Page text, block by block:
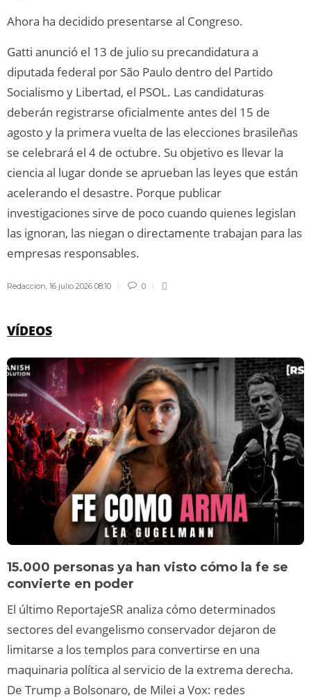
Ahora ha decidido presentarse al Congreso.
Gatti anunció el 13 de julio su precandidatura a
diputada federal por São Paulo dentro del Partido
Socialismo y Libertad, el PSOL. Las candidaturas
deberán registrarse oficialmente antes del 15 de
agosto y la primera vuelta de las elecciones brasileñas
se celebrará el 4 de octubre. Su objetivo es llevar la
ciencia al lugar donde se aprueban las leyes que están
acelerando el desastre. Porque publicar
investigaciones sirve de poco cuando quienes legislan
las ignoran, las niegan o directamente trabajan para las
empresas responsables.
Redaccion, 16 julio 2026 08:10 0
VÍDEOS
15.000 personas ya han visto cómo la fe se
convierte en poder
El último ReportajeSR analiza cómo determinados
sectores del evangelismo conservador dejaron de
limitarse a los templos para convertirse en una
maquinaria política al servicio de la extrema derecha.
De Trump a Bolsonaro, de Milei a Vox: redes